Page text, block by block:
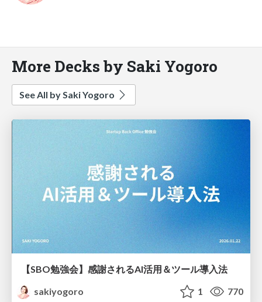
More Decks by Saki Yogoro
See All by Saki Yogoro
【SBO勉強会】感謝されるAI活用＆ツール導入法
sakiyogoro
1 770